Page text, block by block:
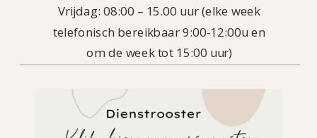
Vrijdag: 08:00 – 15.00 uur (elke week
telefonisch bereikbaar 9:00-12:00u en
om de week tot 15:00 uur)